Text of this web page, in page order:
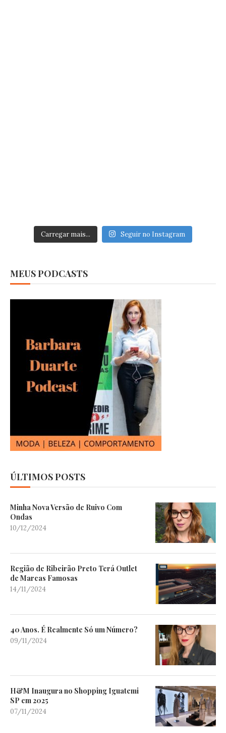
Carregar mais... Seguir no Instagram
MEUS PODCASTS
ÚLTIMOS POSTS
Minha Nova Versão de Ruivo Com
Ondas
10/12/2024
Região de Ribeirão Preto Terá Outlet
de Marcas Famosas
14/11/2024
40 Anos. É Realmente Só um Número?
09/11/2024
H&M Inaugura no Shopping Iguatemi
SP em 2025
07/11/2024